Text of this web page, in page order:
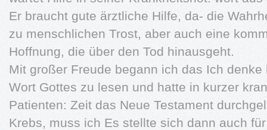
Er braucht gute ärztliche Hilfe, da- die
zu menschlichen Trost, aber auch eine
Hoffnung, die über den Tod hinausgeht.
Mit großer Freude begann ich das Ich
Wort Gottes zu lesen und hatte in kurzer
Patienten: Zeit das Neue Testament
Krebs, muss ich Es stellte sich dann auch